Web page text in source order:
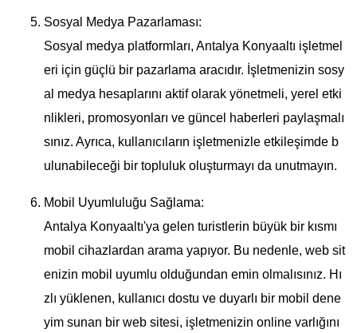
Sosyal Medya Pazarlaması:
Sosyal medya platformları, Antalya Konyaaltı işletmel
eri için güçlü bir pazarlama aracıdır. İşletmenizin sosy
al medya hesaplarını aktif olarak yönetmeli, yerel etki
nlikleri, promosyonları ve güncel haberleri paylaşmalı
sınız. Ayrıca, kullanıcıların işletmenizle etkileşimde b
ulunabileceği bir topluluk oluşturmayı da unutmayın.
Mobil Uyumluluğu Sağlama:
Antalya Konyaaltı'ya gelen turistlerin büyük bir kısmı
mobil cihazlardan arama yapıyor. Bu nedenle, web sit
enizin mobil uyumlu olduğundan emin olmalısınız. Hı
zlı yüklenen, kullanıcı dostu ve duyarlı bir mobil dene
yim sunan bir web sitesi, işletmenizin online varlığını